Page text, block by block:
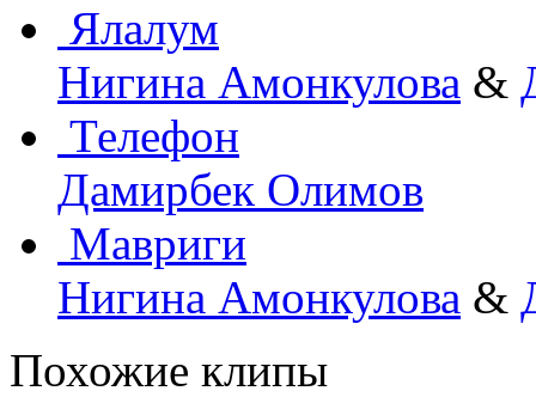
Ялалум
Нигина Амонкулова &
Телефон
Дамирбек Олимов
Мавриги
Нигина Амонкулова &
Похожие клипы